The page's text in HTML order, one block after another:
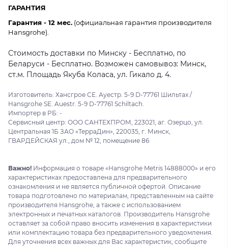
ГАРАНТИЯ
Гарантия - 12 мес. (официальная гарантия производителя
Hansgrohe).
Стоимость доставки по Минску - Бесплатно, по
Беларуси - Бесплатно. Возможен самовывоз: Минск,
ст.м. Площадь Якуба Коласа, ул. Гикало д. 4.
Изготовитель: Хансгрое СЕ. Ауестр. 5-9 D-77761 Шильтах /
Hansgrohe SE. Auestr. 5-9 D-77761 Schiltach.
Импортер в РБ: -
Сервисный центр: ООО САНТЕХПРОМ, 223021, аг. Озерцо, ул.
Центральная 1Б ЗАО «ТерраДин», 220035, г. Минск,
ГВАРДЕЙСКАЯ ул., дом № 12, помещение 86
Важно! Информация о товаре «Hansgrohe Metris 14888000» и его
характеристиках предоставлена для предварительного
ознакомления и не является публичной офертой. Описание
товара подготовлено по материалам, представленным на сайте
производителя Hansgrohe, а также с использованием
электронных и печатных каталогов. Производитель Hansgrohe
оставляет за собой право вносить изменения в характеристики
или комплектацию товара без предварительного уведомления.
Для уточнения всех важных для Вас характеристик, сообщите